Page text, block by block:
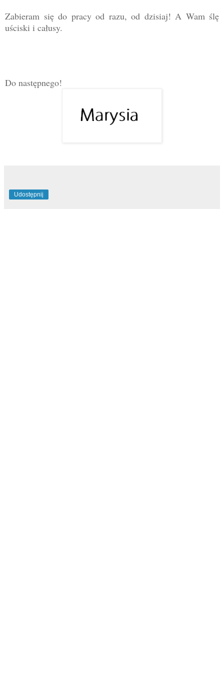
Zabieram się do pracy od razu, od dzisiaj! A Wam ślę
uściski i całusy.
Do następnego!
Udostępnij